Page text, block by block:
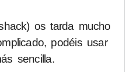
os tarda mucho
podéis usar
sencilla.